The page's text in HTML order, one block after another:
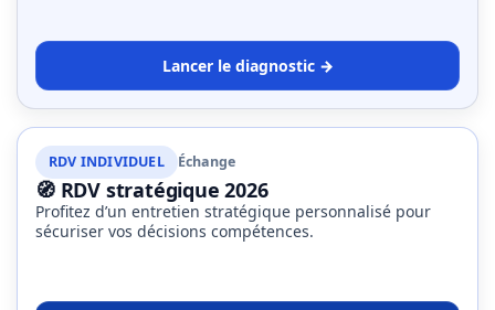
Lancer le diagnostic →
RDV INDIVIDUEL Échange
🧭 RDV stratégique 2026
Profitez d’un entretien stratégique personnalisé pour
sécuriser vos décisions compétences.